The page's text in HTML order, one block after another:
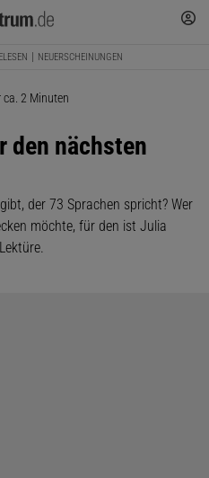
NEUERSCHEINUNGEN
ca. 2 Minuten
den nächsten
der 73 Sprachen spricht? Wer
möchte, für den ist Julia